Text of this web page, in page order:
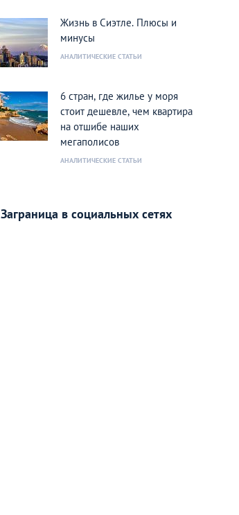
Жизнь в Сиэтле. Плюсы и
минусы
АНАЛИТИЧЕСКИЕ СТАТЬИ
6 стран, где жилье у моря
стоит дешевле, чем квартира
на отшибе наших
мегаполисов
АНАЛИТИЧЕСКИЕ СТАТЬИ
Заграница в социальных сетях